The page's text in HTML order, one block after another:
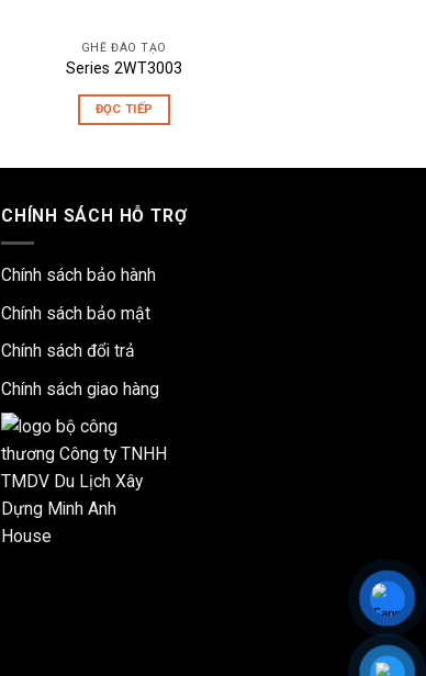
GHẾ ĐÀO TẠO
Series 2WT3003
ĐỌC TIẾP
CHÍNH SÁCH HỖ TRỢ
Chính sách bảo hành
Chính sách bảo mật
Chính sách đổi trả
Chính sách giao hàng